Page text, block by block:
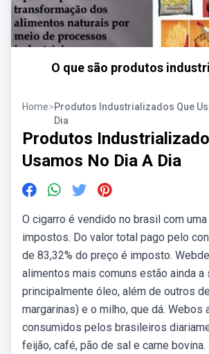
O que são produtos
Home>Produtos Industrializados Que
Dia
Produtos
Usamos No Dia A Dia
O cigarro é vendido no brasil com
impostos. Do valor total pago pelo
de 83,32% do preço é imposto.
alimentos mais comuns estão ainda a
principalmente óleo, além de outros
margarinas) e o milho, que dá. Webos
consumidos pelos brasileiros
feijão, café, pão de sal e carne bovina.